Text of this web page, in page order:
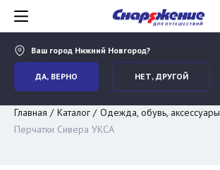
Ваш город Нижний Новгород?
ДА, ВЕРНО НЕТ, ДРУГОЙ
Главная Каталог Одежда, обувь, аксессуары
Перчатки Сивера УКСА